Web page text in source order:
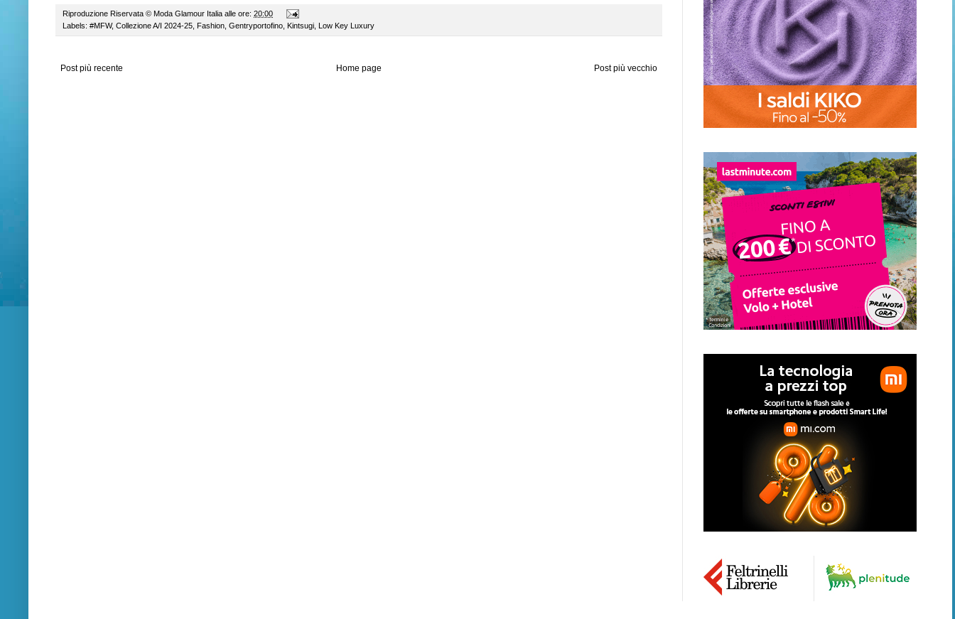
Riproduzione Riservata © Moda Glamour Italia alle ore: 20:00
Labels: #MFW, Collezione A/I 2024-25 Fashion Gentryportofino Kintsugi Low Key Luxury
Post più recente Post più vecchio
Home page